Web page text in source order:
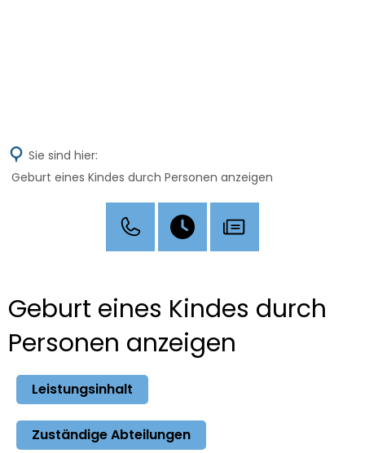
Sie sind hier:
Geburt eines Kindes durch Personen anzeigen
Geburt eines Kindes durch
Personen anzeigen
Leistungsinhalt
Zuständige Abteilungen